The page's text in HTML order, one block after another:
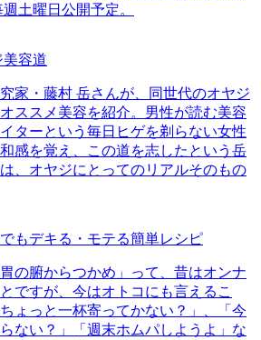
土曜日公開予定。
容道
家・藤村 岳さんが、同世代のオヤジ
ススメ美容を紹介。男性が読む美容
ターという毎日ヒゲを剃らない女性
感を覚え、この道を志したという岳
、オヤジにとってのリアルそのもの
もデキる・モテる簡単レシピ
胃の腑からつかめ」って、昔はオンナ
ですが、今はオトコにも言えるこ
ょっと一杯寄ってかない？」、「今
ない？」「週末ホムパしようよ」な